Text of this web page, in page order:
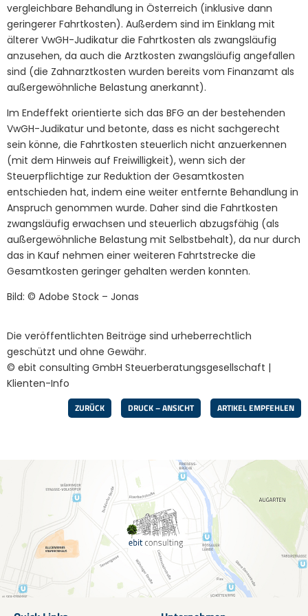
vergleichbare Behandlung in Österreich (inklusive dann
geringerer Fahrtkosten). Außerdem sind im Einklang mit
älterer VwGH-Judikatur die Fahrtkosten als zwangsläufig
anzusehen, da auch die Arztkosten zwangsläufig angefallen
sind (die Zahnarztkosten wurden bereits vom Finanzamt als
außergewöhnliche Belastung anerkannt).
Im Endeffekt orientierte sich das BFG an der bestehenden
VwGH-Judikatur und betonte, dass es nicht sachgerecht
sein könne, die Fahrtkosten steuerlich nicht anzuerkennen
(mit dem Hinweis auf Freiwilligkeit), wenn sich der
Steuerpflichtige zur Reduktion der Gesamtkosten
entschieden hat, indem eine weiter entfernte Behandlung in
Anspruch genommen wurde. Daher sind die Fahrtkosten
zwangsläufig erwachsen und steuerlich abzugsfähig (als
außergewöhnliche Belastung mit Selbstbehalt), da nur durch
das in Kauf nehmen einer weiteren Fahrtstrecke die
Gesamtkosten geringer gehalten werden konnten.
Bild: © Adobe Stock – Jonas
Die veröffentlichten Beiträge sind urheberrechtlich
geschützt und ohne Gewähr.
© ebit consulting GmbH Steuerberatungsgesellschaft |
Klienten-Info
ZURÜCK DRUCK – ANSICHT ARTIKEL EMPFEHLEN